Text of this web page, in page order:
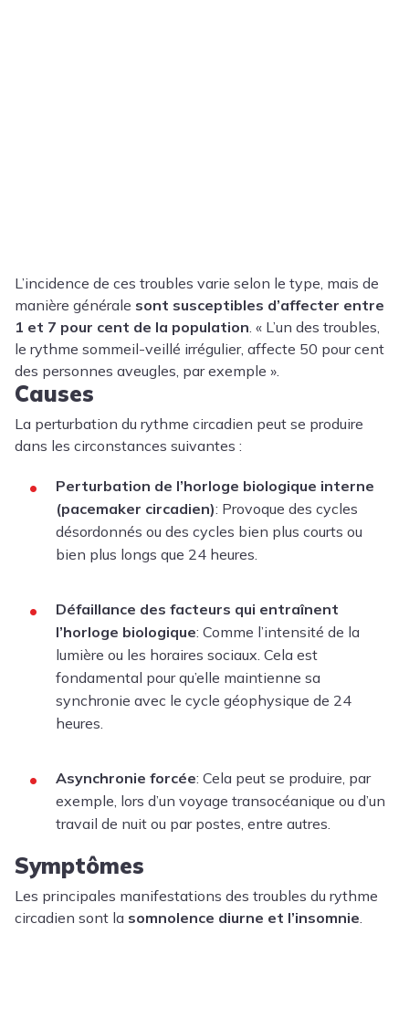
L’incidence de ces troubles varie selon le type, mais de
manière générale sont susceptibles d’affecter entre
1 et 7 pour cent de la population. « L’un des troubles,
le rythme sommeil-veillé irrégulier, affecte 50 pour cent
des personnes aveugles, par exemple ».
Causes
La perturbation du rythme circadien peut se produire
dans les circonstances suivantes :
Perturbation de l’horloge biologique interne
(pacemaker circadien): Provoque des cycles
désordonnés ou des cycles bien plus courts ou
bien plus longs que 24 heures.
Défaillance des facteurs qui entraînent
l’horloge biologique: Comme l’intensité de la
lumière ou les horaires sociaux. Cela est
fondamental pour qu’elle maintienne sa
synchronie avec le cycle géophysique de 24
heures.
Asynchronie forcée: Cela peut se produire, par
exemple, lors d’un voyage transocéanique ou d’un
travail de nuit ou par postes, entre autres.
Symptômes
Les principales manifestations des troubles du rythme
circadien sont la somnolence diurne et l’insomnie.